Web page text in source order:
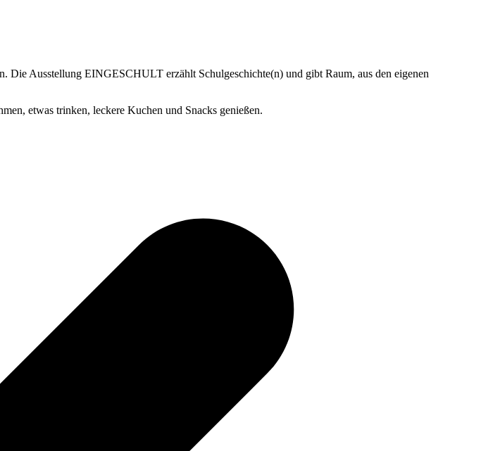
Die Ausstellung EINGESCHULT erzählt Schulgeschichte(n) und gibt Raum, aus den eigenen
etwas trinken, leckere Kuchen und Snacks genießen.